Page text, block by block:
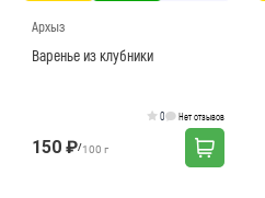
Архыз
Варенье из клубники
0 Нет отзывов
150 ₽/100 г